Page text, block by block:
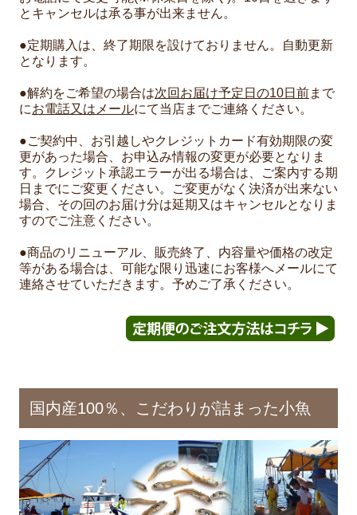
とキャンセルは承る事が出来ません。
●定期購入は、終了期限を設けておりません。自動更新
となります。
●解約をご希望の場合は次回お届け予定日の10日前まで
にお電話又はメールにて当店までご連絡ください。
●ご契約中、お引越しやクレジットカード有効期限の変
更があった場合、お申込み情報の変更が必要となりま
す。クレジット承認エラーが出る場合は、ご案内する期
日までにご変更ください。ご変更がなく決済が出来ない
場合、その回のお届け分は延期又はキャンセルとなりま
すのでご注意ください。
●商品のリニューアル、販売終了、内容量や価格の改定
等がある場合は、可能な限り迅速にお客様へメールにて
連絡させていただきます。予めご了承ください。
国内産100％、こだわりが詰まった小魚